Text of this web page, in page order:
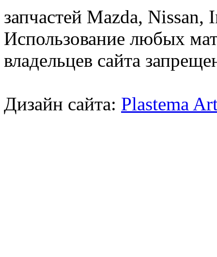
запчастей Mazda,
Использование любых
владельцев сайта
Дизайн сайта: Plastema